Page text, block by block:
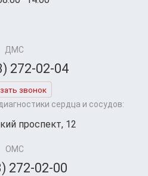
ДМС
272-02-04
звонок
сердца и сосудов:
проспект, 12
ОМС
272-02-00